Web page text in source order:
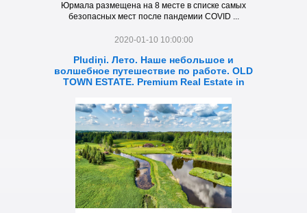
Юрмала размещена на 8 месте в списке самых
безопасных мест после пандемии COVID ...
2020-01-10 10:00:00
Pludiņi. Лето. Наше небольшое и
волшебное путешествие по работе. OLD
TOWN ESTATE. Premium Real Estate in